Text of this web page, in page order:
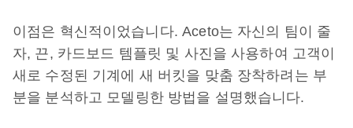
이점은 혁신적이었습니다. Aceto는 자신의 팀이 줄
자, 끈, 카드보드 템플릿 및 사진을 사용하여 고객이
새로 수정된 기계에 새 버킷을 맞춤 장착하려는 부
분을 분석하고 모델링한 방법을 설명했습니다.